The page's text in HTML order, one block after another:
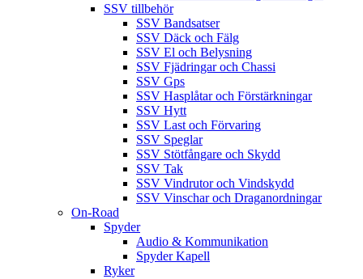
SSV tillbehör
SSV Bandsatser
SSV Däck och Fälg
SSV El och Belysning
SSV Fjädringar och Chassi
SSV Gps
SSV Hasplåtar och Förstärkningar
SSV Hytt
SSV Last och Förvaring
SSV Speglar
SSV Stötfångare och Skydd
SSV Tak
SSV Vindrutor och Vindskydd
SSV Vinschar och Draganordningar
On-Road
Spyder
Audio & Kommunikation
Spyder Kapell
Ryker